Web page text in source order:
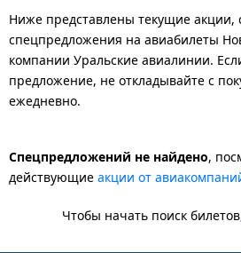
Ниже представлены текущие акции,
спецпредложения на авиабилеты
компании Уральские авиалинии.
предложение, не откладывайте с
ежедневно.
Спецпредложений не найдено,
действующие акции от
Чтобы начать поиск